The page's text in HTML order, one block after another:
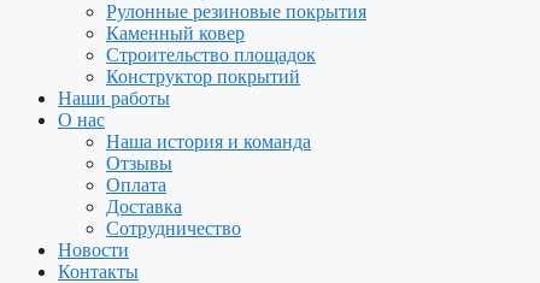
Рулонные резиновые покрытия
Каменный ковер
Строительство площадок
Конструктор покрытий
Наши работы
О нас
Наша история и команда
Отзывы
Оплата
Доставка
Сотрудничество
Новости
Контакты